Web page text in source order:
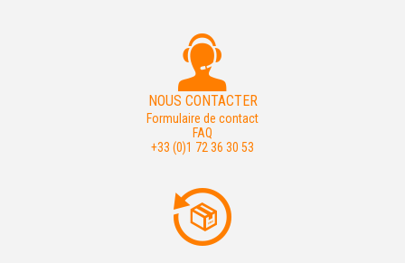
NOUS CONTACTER
Formulaire de contact
FAQ
+33 (0)1 72 36 30 53